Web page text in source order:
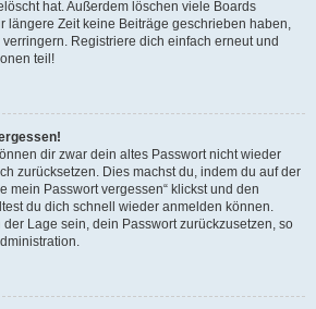
hat. Außerdem löschen viele Boards
längere Zeit keine Beiträge geschrieben haben,
Registriere dich einfach erneut und
teil!
dir zwar dein altes Passwort nicht wieder
zurücksetzen. Dies machst du, indem du auf der
mein Passwort vergessen“ klickst und den
du dich schnell wieder anmelden können.
Lage sein, dein Passwort zurückzusetzen, so